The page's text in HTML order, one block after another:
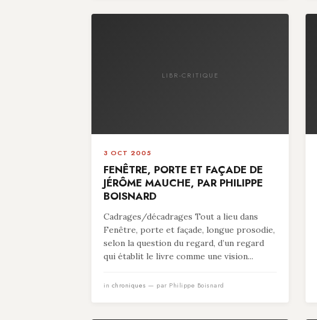
LIBR-CRITIQUE
3 OCT 2005
FENÊTRE, PORTE ET FAÇADE DE
JÉRÔME MAUCHE, PAR PHILIPPE
BOISNARD
Cadrages/décadrages Tout a lieu dans
Fenêtre, porte et façade, longue prosodie,
selon la question du regard, d’un regard
qui établit le livre comme une vision...
in chroniques — par Philippe Boisnard